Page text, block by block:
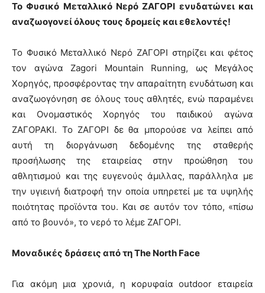
Το Φυσικό Μεταλλικό Νερό ΖΑΓΟΡΙ ενυδατώνει και
αναζωογονεί όλους τους δρομείς και εθελοντές!
Το Φυσικό Μεταλλικό Νερό ΖΑΓΟΡΙ στηρίζει και φέτος
τον αγώνα Zagori Mountain Running, ως Μεγάλος
Χορηγός, προσφέροντας την απαραίτητη ενυδάτωση και
αναζωογόνηση σε όλους τους αθλητές, ενώ παραμένει
και Ονομαστικός Χορηγός του παιδικού αγώνα
ΖΑΓΟΡΑΚΙ. Το ΖΑΓΟΡΙ δε θα μπορούσε να λείπει από
αυτή τη διοργάνωση δεδομένης της σταθερής
προσήλωσης της εταιρείας στην προώθηση του
αθλητισμού και της ευγενούς άμιλλας, παράλληλα με
την υγιεινή διατροφή την οποία υπηρετεί με τα υψηλής
ποιότητας προϊόντα του. Και σε αυτόν τον τόπο, «πίσω
από το βουνό», το νερό το λέμε ΖΑΓΟΡΙ.
Μοναδικές δράσεις από τηThe North Face
Για ακόμη μια χρονιά, η κορυφαία outdoor εταιρεία